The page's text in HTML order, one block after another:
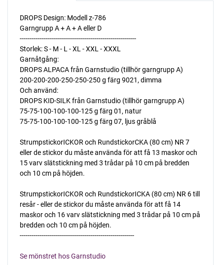
DROPS Design: Modell z-786
Garngrupp A + A + A eller D
-----------------------------------------------------------
Storlek: S - M - L - XL - XXL - XXXL
Garnåtgång:
DROPS ALPACA från Garnstudio (tillhör garngrupp A)
200-200-200-250-250-250 g färg 9021, dimma
Och använd:
DROPS KID-SILK från Garnstudio (tillhör garngrupp A)
75-75-100-100-100-125 g färg 01, natur
75-75-100-100-100-125 g färg 07, ljus gråblå
StrumpstickorICKOR och RundstickorCKA (80 cm) NR 7 
eller de stickor du måste använda för att få 13 maskor och
15 varv slätstickning med 3 trådar på 10 cm på bredden
och 10 cm på höjden.
StrumpstickorICKOR och RundstickorICKA (80 cm) NR 6 till
resår - eller de stickor du måste använda för att få 14
maskor och 16 varv slätstickning med 3 trådar på 10 cm på
bredden och 10 cm på höjden.
----------------------------------------------------------
Se mönstret hos Garnstudio